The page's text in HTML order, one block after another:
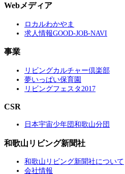
Webメディア
ロカルわかやま
求人情報GOOD-JOB-NAVI
事業
リビングカルチャー倶楽部
夢いっぱい保育園
リビングフェスタ2017
CSR
日本宇宙少年団和歌山分団
和歌山リビング新聞社
和歌山リビング新聞社について
会社情報